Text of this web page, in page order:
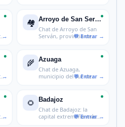
🏘️ Arroyo de San Serván
Chat de Arroyo de San
Serván, provincia de
🌾 Azuaga
Chat de Azuaga,
municipio del sur de
🌻 Badajoz
Chat de Badajoz: la
capital extremeña más